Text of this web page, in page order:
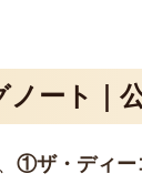
ート｜
①ザ・ディー